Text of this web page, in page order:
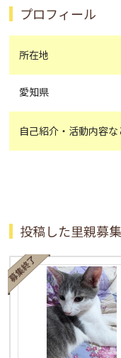
プロフィール
所在地
愛知県
自己紹介・活動内容な
投稿した里親募集